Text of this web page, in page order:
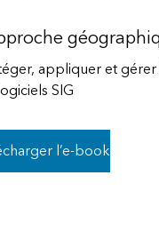
Découvrir
appliquer et
SIG
l’e-book